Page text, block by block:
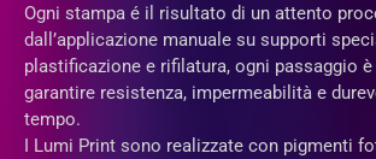
Ogni stampa é il risultato di un attento
dall’applicazione manuale su supporti
plastificazione e rifilatura, ogni passaggio
garantire resistenza, impermeabilità e
tempo.
I Lumi Print sono realizzate con pigmenti